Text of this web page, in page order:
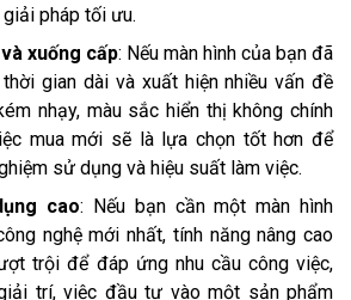
pháp tối ưu.
xuống cấp: Nếu màn hình của bạn đã
gian dài và xuất hiện nhiều vấn đề
nhạy, màu sắc hiển thị không chính
mua mới sẽ là lựa chọn tốt hơn để
sử dụng và hiệu suất làm việc.
cao: Nếu bạn cần một màn hình
nghệ mới nhất, tính năng nâng cao
trội để đáp ứng nhu cầu công việc,
trí, việc đầu tư vào một sản phẩm